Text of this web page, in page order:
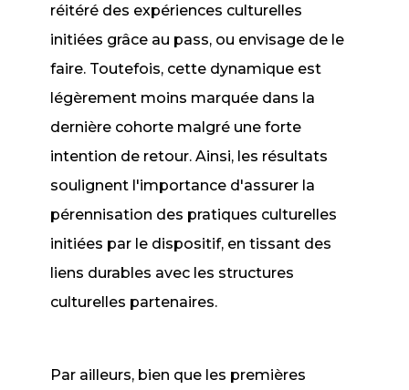
réitéré des expériences culturelles
initiées grâce au pass, ou envisage de le
faire. Toutefois, cette dynamique est
légèrement moins marquée dans la
dernière cohorte malgré une forte
intention de retour. Ainsi, les résultats
soulignent l'importance d'assurer la
pérennisation des pratiques culturelles
initiées par le dispositif, en tissant des
liens durables avec les structures
culturelles partenaires.
Par ailleurs, bien que les premières